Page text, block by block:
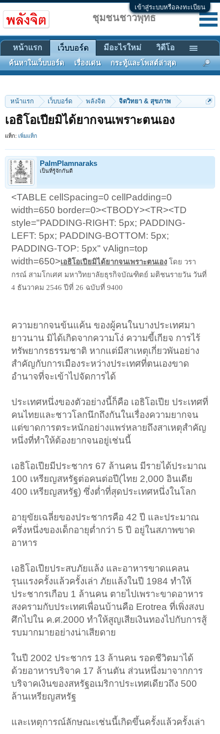
เข้าสู่ระบบหรือลงทะเบียน
หน้าแรก เว็บบอร์ด พลังจิต จิตวิทยา & สุขภาพ
เอธิโอเปียมิได้ยากจนเพราะตนเอง
แท็ก: เพิ่มแท็ก
PalmPlamnaraks
เป็นที่รู้จักกันดี
<TABLE cellSpacing=0 cellPadding=0
width=650 border=0><TBODY><TR><TD
style="PADDING-RIGHT: 5px; PADDING-
LEFT: 5px; PADDING-BOTTOM: 5px;
PADDING-TOP: 5px" vAlign=top
width=650>เอธิโอเปียมิได้ยากจนเพราะตนเอง โดย วรา
กรณ์ สามโกเศศ มหาวิทยาลัยธุรกิจบัณฑิตย์ มติชนรายวัน วันที่
4 ธันวาคม 2546 ปีที่ 26 ฉบับที่ 9400
ความยากจนข้นแค้น ของผู้คนในบางประเทศมา
ยาวนาน มิได้เกิดจากความโง่ ความขี้เกียจ การไร้
ทรัพยากรธรรมชาติ หากแต่มีสาเหตุเกี่ยวพันอย่าง
สำคัญกับการเมืองระหว่างประเทศที่ตนเองขาด
อำนาจที่จะเข้าไปจัดการได้
ประเทศหนึ่งของตัวอย่างนี้ก็คือ เอธิโอเปีย ประเทศที่
คนไทยและชาวโลกนึกถึงกันในเรื่องความยากจน
แต่ขาดการตระหนักอย่างแพร่หลายถึงสาเหตุสำคัญ
หนึ่งที่ทำให้ต้องยากจนอยู่เช่นนี้
เอธิโอเปียมีประชากร 67 ล้านคน มีรายได้ประมาณ
100 เหรียญสหรัฐต่อคนต่อปี(ไทย 2,000 อินเดีย
400 เหรียญสหรัฐ) ซึ่งต่ำที่สุดประเทศหนึ่งในโลก
อายุขัยเฉลี่ยของประชากรคือ 42 ปี และประมาณ
ครึ่งหนึ่งของเด็กอายุต่ำกว่า 5 ปี อยู่ในสภาพขาด
อาหาร
เอธิโอเปียประสบภัยแล้ง และอาหารขาดแคลน
รุนแรงครั้งแล้วครั้งเล่า ภัยแล้งในปี 1984 ทำให้
ประชากรเกือบ 1 ล้านคน ตายไปเพราะขาดอาหาร
สงครามกับประเทศเพื่อนบ้านคือ Erotrea ที่เพิ่งสงบ
ศึกไปใน ค.ศ.2000 ทำให้สูญเสียเงินทองไปกับการสู้
รบมากมายอย่างน่าเสียดาย
ในปี 2002 ประชากร 13 ล้านคน รอดชีวิตมาได้
ด้วยอาหารบริจาค 17 ล้านตัน ส่วนหนึ่งมาจากการ
บริจาคเงินของสหรัฐอเมริกาประเทศเดียวถึง 500
ล้านเหรียญสหรัฐ
และเหตุการณ์ลักษณะเช่นนี้เกิดขึ้นครั้งแล้วครั้งเล่า
ชุมชนชาวพุทธ
หน้าแรก เว็บบอร์ด
ค้นหาในเว็บบอร์ด เรื่องเด่น กระทู้และโพสต์ล่าสุด
มีอะไรใหม่ วิดีโอ